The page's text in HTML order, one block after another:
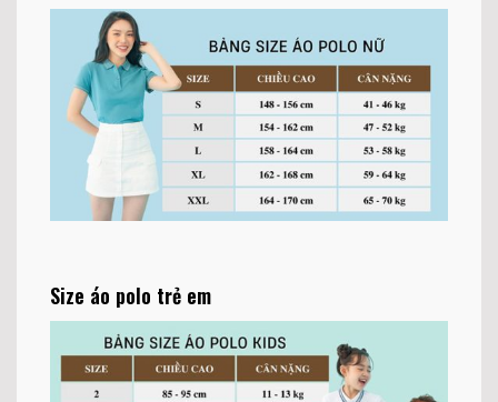
Size áo polo trẻ em